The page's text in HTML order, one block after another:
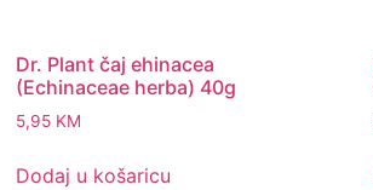
Dr. Plant čaj ehinacea
(Echinaceae herba) 40g
5,95 KM
Dodaj u košaricu